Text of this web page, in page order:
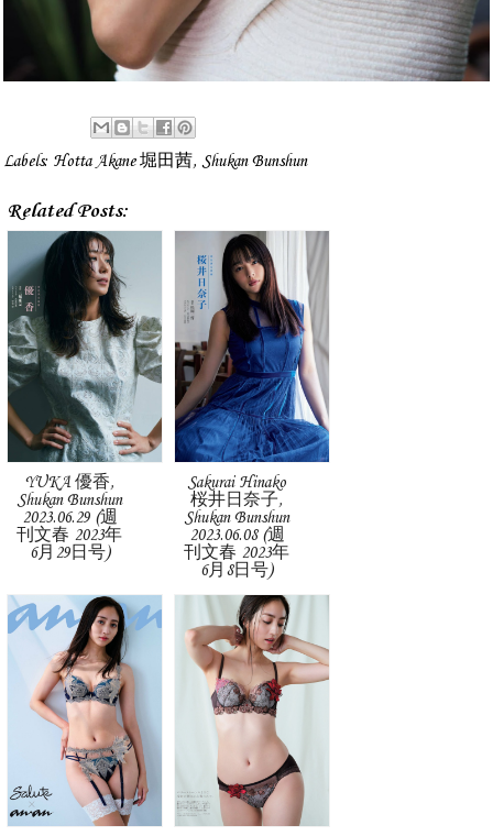
Labels: Hotta Akane 堀田茜, Shukan Bunshun
Related Posts:
YUKA 優香,
Shukan Bunshun
2023.06.29 (週
刊文春 2023年
6月29日号)
Sakurai Hinako
桜井日奈子,
Shukan Bunshun
2023.06.08 (週
刊文春 2023年
6月8日号)